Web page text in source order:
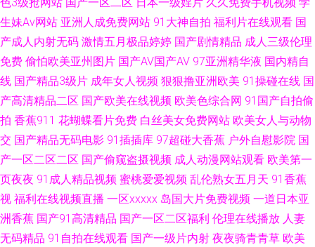
月丁香蕉 91素人在线精品国产 九色自拍网 亚洲色图欧美色图天美 俺去也导
航 久草五区 一级大片久 肏屄A∨ 三级成人网址 91深插 国内一久久 色久悠悠
亚洲 91极品尤物黑丝观看 国产亚洲天堂成人 亚洲av高清在线观看 阿V免费
91超碰在线视频 第一福利区导航 91小视频大全在线观看 久久精品视频99
91AV福利在线 俺也去毛片 久久玖玖 影音先锋AⅤ偷拍电影 不卡AV电影网站
欧美入口一二三 色色日韩av 91主播福利在线 精品欧美色综合 亚洲av伦理精
品 91人妻资源 黑人福利导航 天美mv天美 91人妻在线 福利姬www操com 日
生妹Av网站 亚洲人成免费网站 91大神自拍 福利片在线观看 国
产成人内射无码 激情五月极品婷婷 国产剧情精品 成人三级伦理
免费 偷怕欧美亚州图片 国产AV国产AV 97亚洲精华液 国内精自
线 国产精品3级片 成年女人视频 狠狠撸亚洲欧美 91操碰在线 国
产高清精品二区 国产欧美在线视频 欧美色综合网 91国产自拍偷
拍 香蕉911 花蝴蝶看片免费 白丝美女免费网站 欧美女人与动物
交 国产精品无码电影 91插插库 97超碰大香蕉 户外自慰影院 国
产一区二区二区 国产偷窥盗摄视频 成人动漫网站观看 欧美第一
页夜夜 91成人精品视频 蜜桃爱爱视频 乱伦熟女五月天 91香蕉
视 福利在线视频直播 一区xxxxx 岛国大片免费视频 一道日本亚
洲香蕉 国产91高清精品 国产一区二区福利 伦理在线播放 人妻
无码精品 91自拍在线观看 国产一级片内射 夜夜骑青青草 欧美